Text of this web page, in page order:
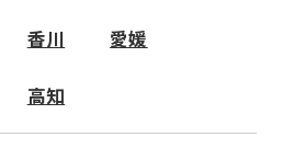
香川 愛媛
高知